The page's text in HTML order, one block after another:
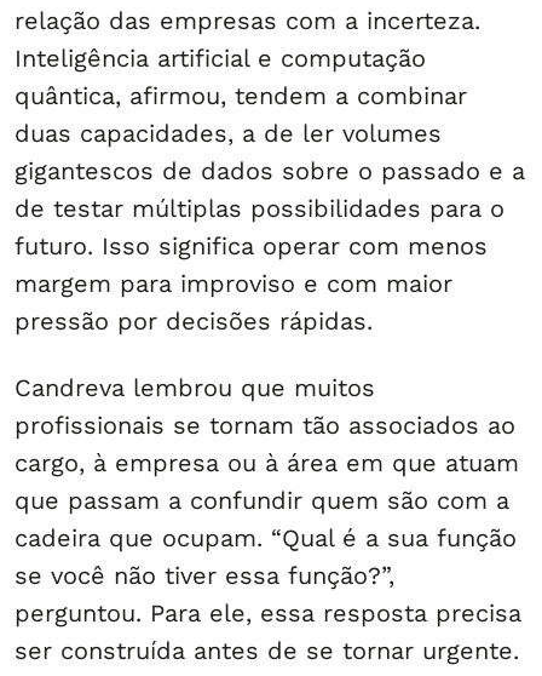
relação das empresas com a incerteza.
Inteligência artificial e computação
quântica, afirmou, tendem a combinar
duas capacidades, a de ler volumes
gigantescos de dados sobre o passado e a
de testar múltiplas possibilidades para o
futuro. Isso significa operar com menos
margem para improviso e com maior
pressão por decisões rápidas.
Candreva lembrou que muitos
profissionais se tornam tão associados ao
cargo, à empresa ou à área em que atuam
que passam a confundir quem são com a
cadeira que ocupam. “Qual é a sua função
se você não tiver essa função?”,
perguntou. Para ele, essa resposta precisa
ser construída antes de se tornar urgente.